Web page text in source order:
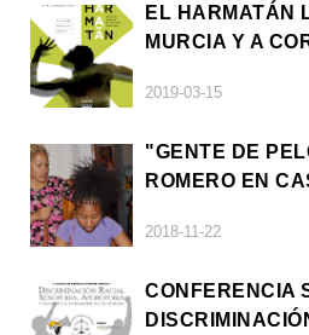
EL HARMATÁN
MURCIA Y A
2019-03-15
"GENTE DE
ROMERO EN
2018-11-22
CONFERENCIA